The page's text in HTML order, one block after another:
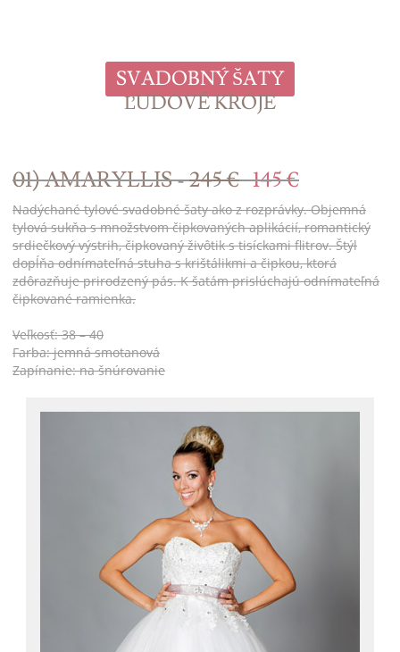
SVADOBNÝ ŠATY
ĽUDOVÉ KROJE
01) AMARYLLIS -245 € 145 €
Nadýchané tylové svadobné šaty ako z rozprávky. Objemná
tylová sukňa s množstvom čipkovaných aplikácií, romantický
srdiečkový výstrih, čipkovaný živôtik s tisíckami flitrov. Štýl
dopĺňa odnímateľná stuha s krištálikmi a čipkou, ktorá
zdôrazňuje prirodzený pás. K šatám prislúchajú odnímateľná
čipkované ramienka.
Veľkosť: 38 – 40
Farba: jemná smotanová
Zapínanie: na šnúrovanie